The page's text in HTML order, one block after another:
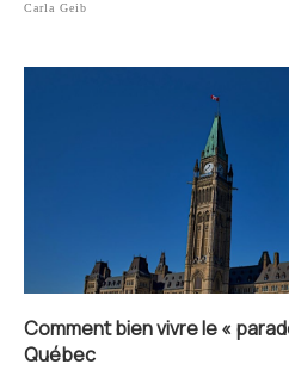
Carla Geib
Comment bien vivre le «
Québec